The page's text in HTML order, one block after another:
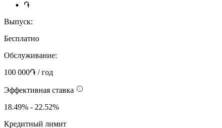
֏
Выпуск:
Бесплатно
Обслуживание:
100 000֏ / год
Эффективная ставка
18.49% - 22.52%
Кредитный лимит